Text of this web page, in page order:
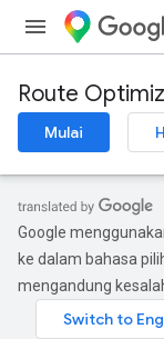
Route
Mulai
Google
ke dalam bahasa
mengandung